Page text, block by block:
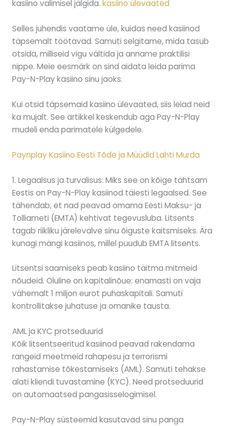
kasiino valimisel jälgida. kasiino ülevaated
Selles juhendis vaatame üle, kuidas need kasiinod
täpsemalt töötavad. Samuti selgitame, mida tasub
otsida, milliseid vigu vältida ja anname praktilisi
nippe. Meie eesmärk on sind aidata leida parima
Pay-N-Play kasiino sinu jaoks.
Kui otsid täpsemaid kasiino ülevaated, siis leiad neid
ka mujalt. See artikkel keskendub aga Pay-N-Play
mudeli enda parimatele külgedele.
Paynplay Kasiino Eesti Tõde ja Müüdid Lahti Murda
1. Legaalsus ja turvalisus: Miks see on kõige tähtsam
Eestis on Pay-N-Play kasiinod täiesti legaalsed. See
tähendab, et nad peavad omama Eesti Maksu- ja
Tolliameti (EMTA) kehtivat tegevusluba. Litsents
tagab riikliku järelevalve sinu õiguste kaitsmiseks. Ära
kunagi mängi kasiinos, millel puudub EMTA litsents.
Litsentsi saamiseks peab kasiino täitma mitmeid
nõudeid. Oluline on kapitalinõue: enamasti on vaja
vähemalt 1 miljon eurot puhaskapitali. Samuti
kontrollitakse juhatuse ja omanike tausta.
AML ja KYC protseduurid
Kõik litsentseeritud kasiinod peavad rakendama
rangeid meetmeid rahapesu ja terrorismi
rahastamise tõkestamiseks (AML). Samuti tehakse
alati kliendi tuvastamine (KYC). Need protseduurid
on automaatsed pangasisselogimisel.
Pay-N-Play süsteemid kasutavad sinu panga